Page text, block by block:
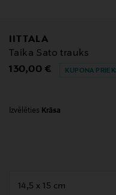
IITTALA
Taika Sato trauks
Original Price
130,00 € KUPONA
Izvēlēties Krāsa